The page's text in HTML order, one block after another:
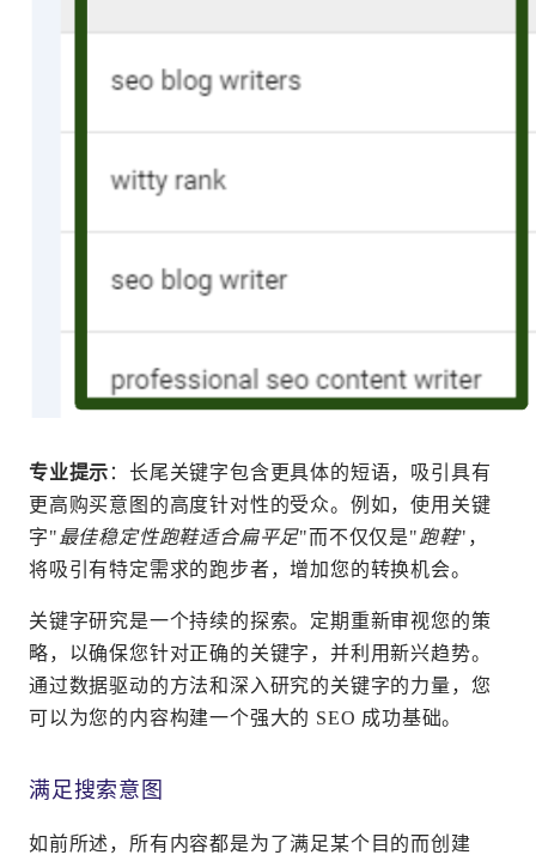
专业提示 ：长尾关键字包含更具体的短语，吸引具有
更高购买意图的高度针对性的受众。例如，使用关键
字" 最佳稳定性跑鞋适合扁平足"而不仅仅是"跑鞋"，
将吸引有特定需求的跑步者，增加您的转换机会。
关键字研究是一个持续的探索。定期重新审视您的策
略，以确保您针对正确的关键字，并利用新兴趋势。
通过数据驱动的方法和深入研究的关键字的力量，您
可以为您的内容构建一个强大的 SEO 成功基础。
满足搜索意图
如前所述，所有内容都是为了满足某个目的而创建